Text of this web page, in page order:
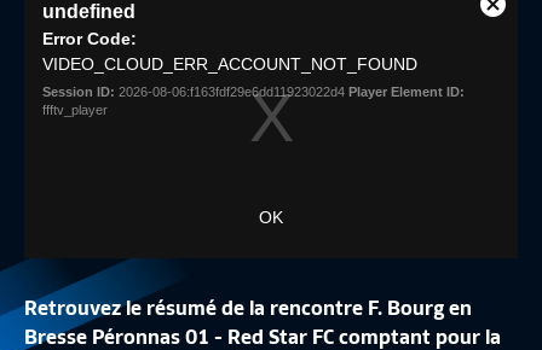
Share
modal
undefined
Error Code:
VIDEO_CLOUD_ERR_ACCOUNT_NOT_FOUND
Session ID: 2026-08-06:f163fdf29e6dd11923022d4 Player Element ID:
ffftv_player
OK
Close
Retrouvez le résumé de la rencontre F. Bourg en
Bresse Péronnas 01 - Red Star FC comptant pour la